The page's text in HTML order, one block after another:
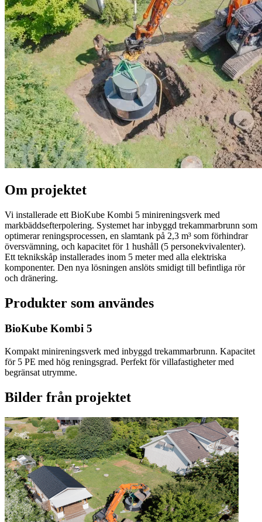
Om projektet
Vi installerade ett BioKube Kombi 5 minireningsverk med
markbäddsefterpolering. Systemet har inbyggd trekammarbrunn som
optimerar reningsprocessen, en slamtank på 2,3 m³ som förhindrar
översvämning, och kapacitet för 1 hushåll (5 personekvivalenter).
Ett teknikskåp installerades inom 5 meter med alla elektriska
komponenter. Den nya lösningen anslöts smidigt till befintliga rör
och dränering.
Produkter som användes
BioKube Kombi 5
Kompakt minireningsverk med inbyggd trekammarbrunn. Kapacitet
för 5 PE med hög reningsgrad. Perfekt för villafastigheter med
begränsat utrymme.
Bilder från projektet